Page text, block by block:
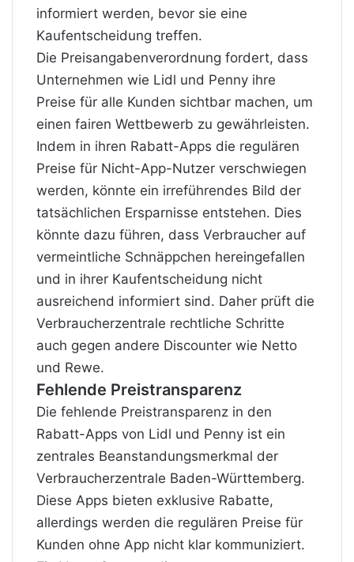
informiert werden, bevor sie eine
Kaufentscheidung treffen.
Die Preisangabenverordnung fordert, dass
Unternehmen wie Lidl und Penny ihre
Preise für alle Kunden sichtbar machen, um
einen fairen Wettbewerb zu gewährleisten.
Indem in ihren Rabatt-Apps die regulären
Preise für Nicht-App-Nutzer verschwiegen
werden, könnte ein irreführendes Bild der
tatsächlichen Ersparnisse entstehen. Dies
könnte dazu führen, dass Verbraucher auf
vermeintliche Schnäppchen hereingefallen
und in ihrer Kaufentscheidung nicht
ausreichend informiert sind. Daher prüft die
Verbraucherzentrale rechtliche Schritte
auch gegen andere Discounter wie Netto
und Rewe.
Fehlende Preistransparenz
Die fehlende Preistransparenz in den
Rabatt-Apps von Lidl und Penny ist ein
zentrales Beanstandungsmerkmal der
Verbraucherzentrale Baden-Württemberg.
Diese Apps bieten exklusive Rabatte,
allerdings werden die regulären Preise für
Kunden ohne App nicht klar kommuniziert.